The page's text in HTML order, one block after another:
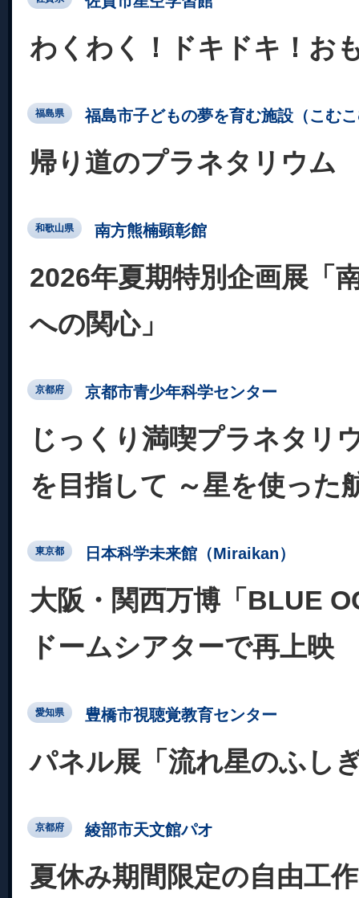
わくわく！ドキドキ！お
福島県 福島市子どもの夢を育む施設（こむ
帰り道のプラネタリウム
和歌山県 南方熊楠顕彰館
2026年夏期特別企画展「
への関心」
京都府 京都市青少年科学センター
じっくり満喫プラネタリ
を目指して ～星を使った
東京都 日本科学未来館（Miraikan）
大阪・関西万博「BLUE
ドームシアターで再上映
愛知県 豊橋市視聴覚教育センター
パネル展「流れ星のふし
京都府 綾部市天文館パオ
夏休み期間限定の自由工作